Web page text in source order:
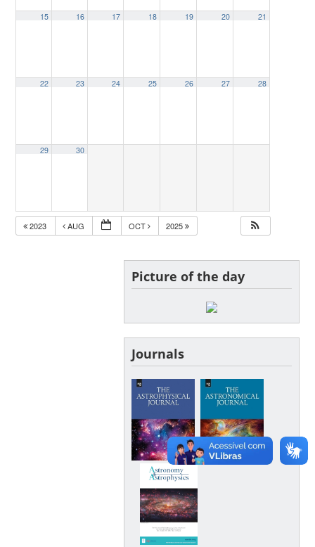
15 16 17 18 19 20 21
22 23 24 25 26 27 28
29 30
2023 AUG OCT 2025
Picture of the day
Journals